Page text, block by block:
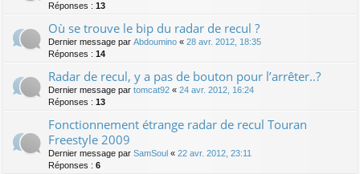
Réponses : 13
Où se trouve le bip du radar de recul ?
Dernier message par Abdoumino « 28 avr. 2012, 18:35
Réponses : 14
Radar de recul, y a pas de bouton pour l’arrêter..?
Dernier message par tomcat92 « 24 avr. 2012, 16:24
Réponses : 13
Fonctionnement étrange radar de recul Touran
Freestyle 2009
Dernier message par SamSoul « 22 avr. 2012, 23:11
Réponses : 6